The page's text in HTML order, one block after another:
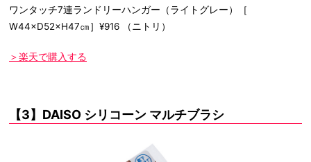
ワンタッチ7連ランドリーハンガー（ライトグレー）［
W44×D52×H47㎝］¥916 （ニトリ）
＞楽天で購入する
【3】DAISO シリコーン マルチブラシ